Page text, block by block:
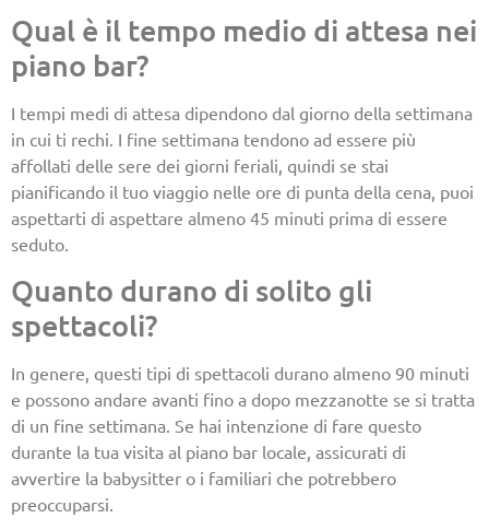
Qual è il tempo medio di attesa nei
piano bar?
I tempi medi di attesa dipendono dal giorno della settimana
in cui ti rechi. I fine settimana tendono ad essere più
affollati delle sere dei giorni feriali, quindi se stai
pianificando il tuo viaggio nelle ore di punta della cena, puoi
aspettarti di aspettare almeno 45 minuti prima di essere
seduto.
Quanto durano di solito gli
spettacoli?
In genere, questi tipi di spettacoli durano almeno 90 minuti
e possono andare avanti fino a dopo mezzanotte se si tratta
di un fine settimana. Se hai intenzione di fare questo
durante la tua visita al piano bar locale, assicurati di
avvertire la babysitter o i familiari che potrebbero
preoccuparsi.